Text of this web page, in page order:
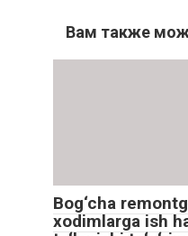
Вам также
Bog‘cha
xodimlarga ish